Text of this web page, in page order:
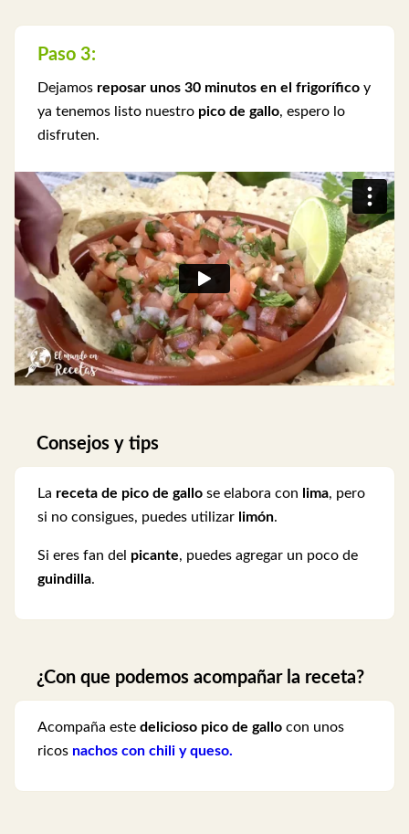
Paso 3:
Dejamos reposar unos 30 minutos en el frigorífico y
ya tenemos listo nuestro pico de gallo, espero lo
disfruten.
Consejos y tips
La receta de pico de gallo se elabora con lima, pero
si no consigues, puedes utilizar limón.
Si eres fan del picante, puedes agregar un poco de
guindilla.
¿Con que podemos acompañar la receta?
Acompaña este delicioso pico de gallo con unos
ricos nachos con chili y queso.